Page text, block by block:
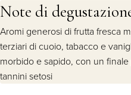
Note di
Aromi generosi di frutta fresca
terziari di cuoio, tabacco e
morbido e sapido, con un
tannini setosi